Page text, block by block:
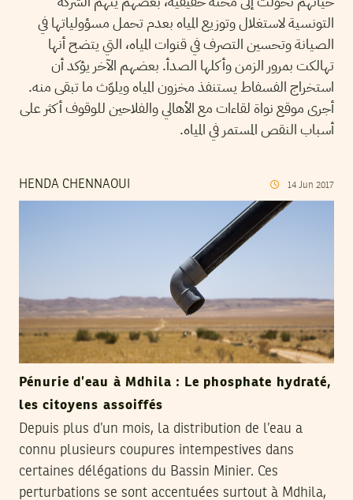
التونسية لاستغلال وتوزيع المياه بعدم تحمل مسؤولياتها في
الصيانة وتحسين التصرف في قنوات المياه، التي يتضح أنها
تهالكت بمرور الزمن وأكلها الصدأ. بعضهم الآخر يؤكد أن
استخراج الفسفاط يستنفذ مخزون المياه ويلوّث ما تبقى منه.
أجرى موقع نواة لقاءات مع الأهالي والفلاحين للوقوف أكثر على
أسباب النقص المستمر في المياه.
HENDA CHENNAOUI 14 Jun 2017
Pénurie d’eau à Mdhila : Le phosphate hydraté,
les citoyens assoiffés
Depuis plus d’un mois, la distribution de l’eau a
connu plusieurs coupures intempestives dans
certaines délégations du Bassin Minier. Ces
perturbations se sont accentuées surtout à Mdhila,